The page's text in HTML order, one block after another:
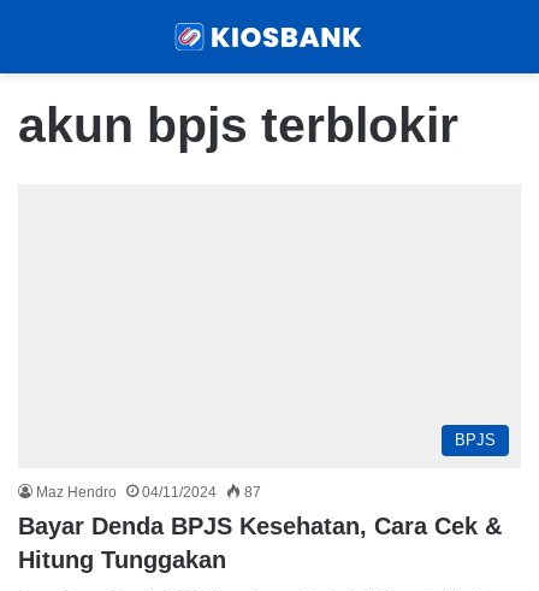
akun bpjs terblokir
BPJS
Maz Hendro 04/11/2024 87
Bayar Denda BPJS Kesehatan, Cara Cek &
Hitung Tunggakan